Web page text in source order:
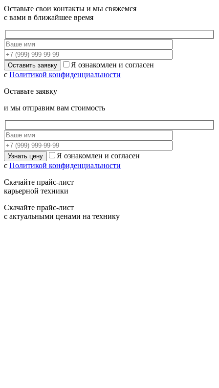
Оставьте свои контакты и мы свяжемся
с вами в ближайшее время
Я ознакомлен и согласен
с Политикой конфиденциальности
Оставьте заявку
и мы отправим вам стоимость
Я ознакомлен и согласен
с Политикой конфиденциальности
Скачайте прайс-лист
карьерной техники
Скачайте прайс-лист
с актуальными ценами на технику